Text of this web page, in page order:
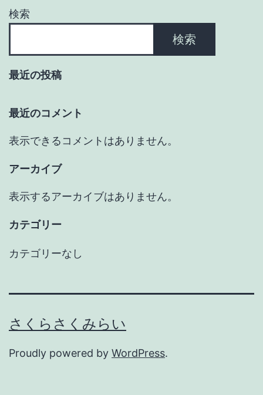
ョ
検索
検索
最近の投稿
最近のコメント
表示できるコメントはありません。
アーカイブ
表示するアーカイブはありません。
カテゴリー
カテゴリーなし
さくらさくみらい
Proudly powered by WordPress.